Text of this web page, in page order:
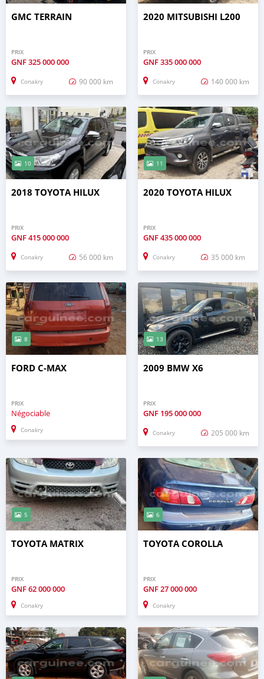
GMC TERRAIN
PRIX
GNF325 000 000
Conakry 90 000 km
2020 MITSUBISHI L200
PRIX
GNF335 000 000
Conakry 140 000 km
10
2018 TOYOTA HILUX
PRIX
GNF415 000 000
Conakry 56 000 km
11
2020 TOYOTA HILUX
PRIX
GNF435 000 000
Conakry 35 000 km
8
FORD C-MAX
PRIX
Négociable
Conakry
13
2009 BMW X6
PRIX
GNF 195 000 000
Conakry 205 000 km
5
TOYOTA MATRIX
PRIX
GNF62 000 000
Conakry
6
TOYOTA COROLLA
PRIX
GNF27 000 000
Conakry